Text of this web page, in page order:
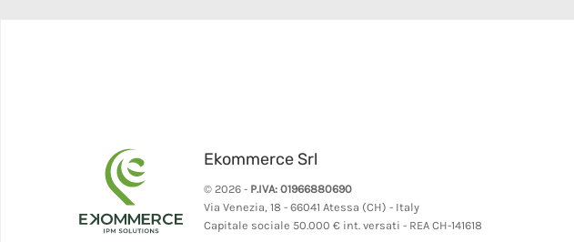
Ekommerce Srl
© 2026 - P.IVA: 01966880690
Via Venezia, 18 - 66041 Atessa (CH) - Italy
Capitale sociale 50.000 € int. versati - REA CH-141618